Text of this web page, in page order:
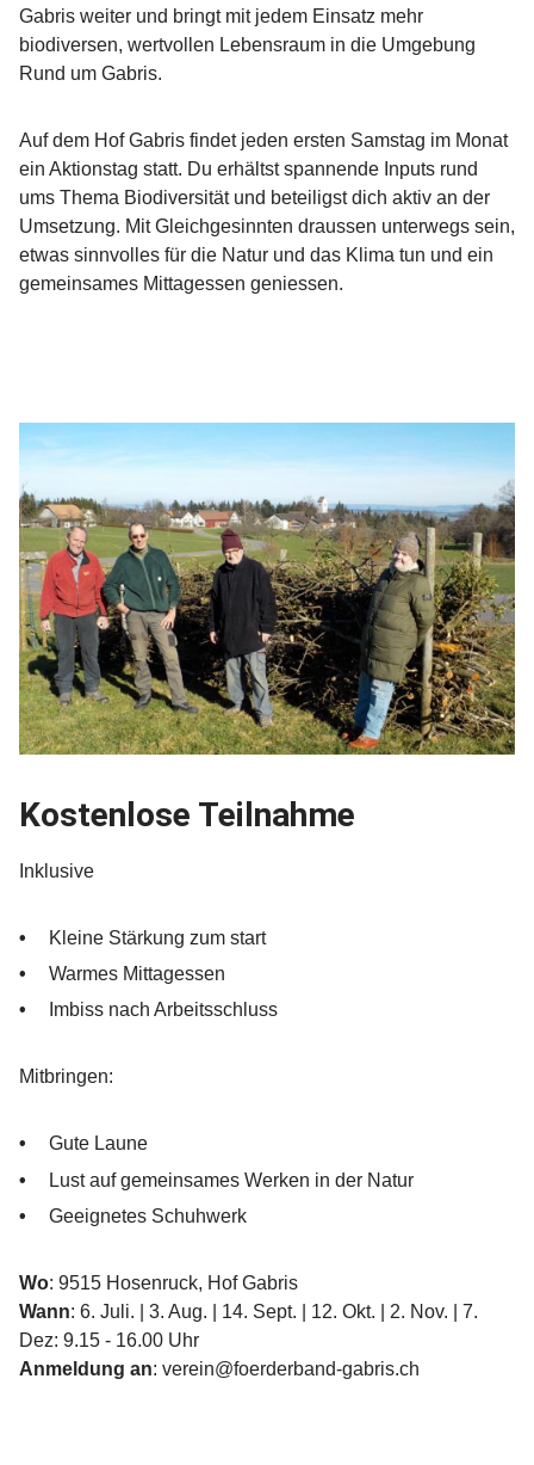
Gabris weiter und bringt mit jedem Einsatz mehr
biodiversen, wertvollen Lebensraum in die Umgebung
Rund um Gabris.
Auf dem Hof Gabris findet jeden ersten Samstag im Monat
ein Aktionstag statt. Du erhältst spannende Inputs rund
ums Thema Biodiversität und beteiligst dich aktiv an der
Umsetzung. Mit Gleichgesinnten draussen unterwegs sein,
etwas sinnvolles für die Natur und das Klima tun und ein
gemeinsames Mittagessen geniessen.
Kostenlose Teilnahme
Inklusive
Kleine Stärkung zum start
Warmes Mittagessen
Imbiss nach Arbeitsschluss
Mitbringen:
Gute Laune
Lust auf gemeinsames Werken in der Natur
Geeignetes Schuhwerk
Wo: 9515 Hosenruck, Hof Gabris
Wann: 6. Juli. | 3. Aug. | 14. Sept. | 12. Okt. | 2. Nov. | 7.
Dez: 9.15 - 16.00 Uhr
Anmeldung an: verein@foerderband-gabris.ch